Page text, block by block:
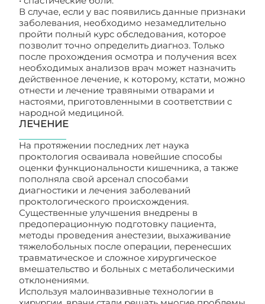
В случае, если у вас появились данные признаки
заболевания, необходимо незамедлительно
пройти полный курс обследования, которое
позволит точно определить диагноз. Только
после прохождения осмотра и получения всех
необходимых анализов врач может назначить
действенное лечение, к которому, кстати, можно
отнести и лечение травяными отварами и
настоями, приготовленными в соответствии с
народной медициной.
ЛЕЧЕНИЕ
На протяжении последних лет наука
проктология осваивала новейшие способы
оценки функциональности кишечника, а также
пополняла свой арсенал способами
диагностики и лечения заболеваний
проктологического происхождения.
Существенные улучшения внедрены в
предоперационную подготовку пациента,
методы проведения анестезии, выхаживание
тяжелобольных после операции, перенесших
травматическое и сложное хирургическое
вмешательство и больных с метаболическими
отклонениями.
Используя малоинвазивные технологии в